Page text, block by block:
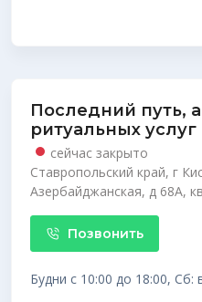
Последний путь,
ритуальных услуг
сейчас закрыто
Ставропольский край, г
Азербайджанская, д 68А,
Позвонить
Будни с 10:00 до 18:00,